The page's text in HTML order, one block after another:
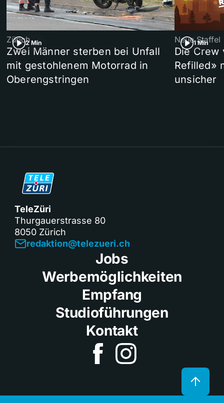
2 Min
Zürich
Zwei Männer sterben bei Unfall
mit gestohlenem Motorrad in
Oberengstringen
1 Min
Neue Staffel
Die Crew
Refilled»
unsicher
TeleZüri
Thurgauerstrasse 80
8050 Zürich
redaktion@telezueri.ch
Jobs
Werbemöglichkeiten
Empfang
Studioführungen
Kontakt